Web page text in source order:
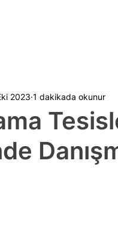
2023 1 dakikada okunur